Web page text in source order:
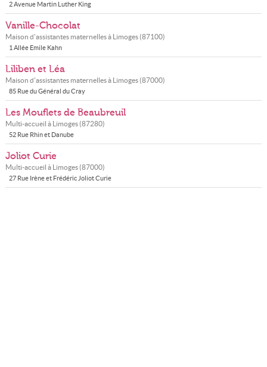
2 Avenue Martin Luther King
Vanille-Chocolat
Maison d'assistantes maternelles à Limoges(87100)
1 Allée Emile Kahn
Liliben et Léa
Maison d'assistantes maternelles à Limoges(87000)
85 Rue du Général du Cray
Les Mouflets de Beaubreuil
Multi-accueil à Limoges(87280)
52 Rue Rhin et Danube
Joliot Curie
Multi-accueil à Limoges(87000)
27 Rue Irène et Frédéric Joliot Curie